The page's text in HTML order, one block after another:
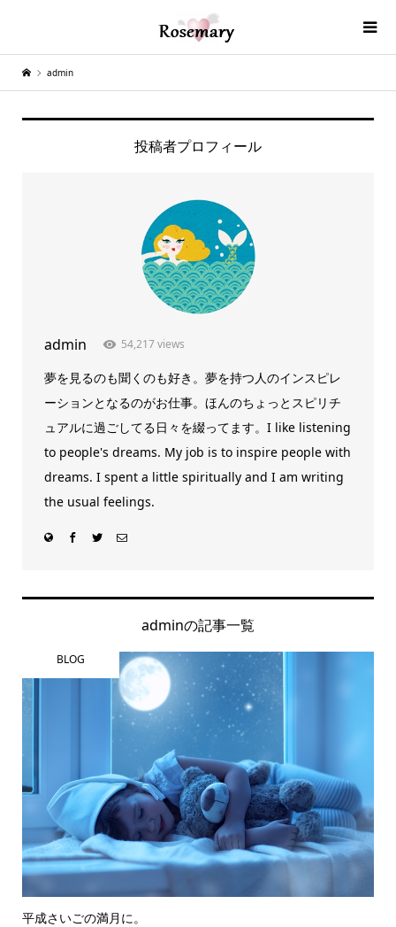
admin
投稿者プロフィール
admin 54,217 views
夢を見るのも聞くのも好き。夢を持つ人のインスピレ
ーションとなるのがお仕事。ほんのちょっとスピリチ
ュアルに過ごしてる日々を綴ってます。I like listening
to people's dreams. My job is to inspire people with
dreams. I spent a little spiritually and I am writing
the usual feelings.
adminの記事一覧
BLOG
平成さいごの満月に。